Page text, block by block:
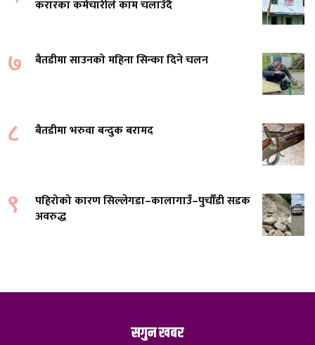
करारका कर्मचारीले काम चलाउँदै
७ बैतडीमा साउनको महिना सिन्का दिने चलन
८ बैतडीमा भरुवा बन्दुक बरामद
९
पहिरोको कारण सिल्लेगडा–कालागाउँ–पुर्चौंडी सडक
अवरुद्ध
सगुन खबर